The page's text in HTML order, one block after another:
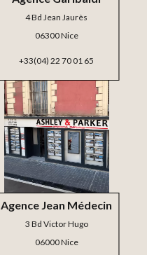
Agence Jean Médecin
3 Bd Victor Hugo
06000 Nice
4 Bd Jean Jaurès
06300 Nice
+33(04) 22 70 01 65